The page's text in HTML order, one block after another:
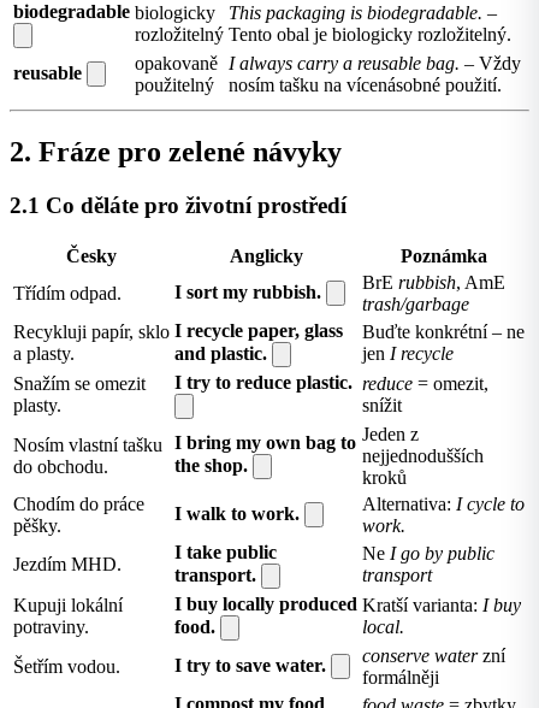
biodegradable biologicky
rozložitelný
This packaging is biodegradable. –
Tento obal je biologicky rozložitelný.
reusable
opakovaně
použitelný
I always carry a reusable bag. – Vždy
nosím tašku na vícenásobné použití.
2. Fráze pro zelené návyky
2.1 Co děláte pro životní prostředí
Česky Anglicky
Poznámka
Třídím odpad.
I sort my rubbish. BrE rubbish, AmE
trash/garbage
Recykluji papír, sklo
a plasty.
I recycle paper, glass
and plastic.
Buďte konkrétní – ne
jen I recycle
Snažím se omezit
plasty.
I try to reduce plastic. reduce = omezit,
snížit
Nosím vlastní tašku
do obchodu.
I bring my own bag to
the shop.
Jeden z
nejjednodušších
kroků
Chodím do práce
pěšky.
I walk to work. Alternativa: I cycle to
work.
Jezdím MHD.
I take public
transport.
Ne I go by public
transport
Kupuji lokální
potraviny.
I buy locally produced
food.
Kratší varianta: I buy
local.
Šetřím vodou.
I try to save water. conserve waterzní
formálněji
I compost my food